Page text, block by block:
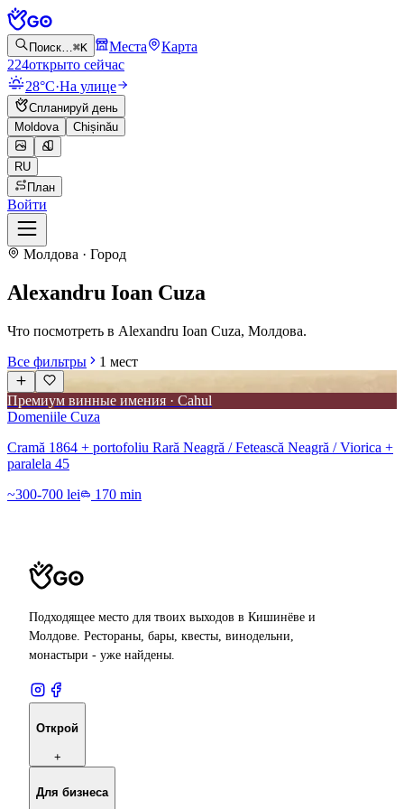
Поиск…⌘K Места
Карта
224открыто сейчас
28°C·На улице
Спланируй день
Moldova
Chișinău
RU
План
Войти
Молдова · Город
Alexandru Ioan Cuza
Что посмотреть в Alexandru Ioan Cuza, Молдова.
Все фильтры
1 мест
Премиум винные имения · Cahul
Domeniile Cuza
Cramă 1864 + portofoliu Rară Neagră / Fetească Neagră / Viorica +
paralela 45
~300-700 lei
170 min
Подходящее место для твоих выходов в Кишинёве и
Молдове. Рестораны, бары, квесты, винодельни,
монастыри - уже найдены.
Открой
+
Для бизнеса